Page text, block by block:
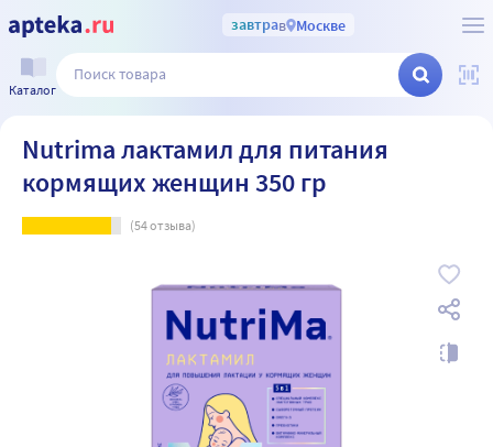
завтрав Москве
Каталог
Nutrima лактамил для питания
кормящих женщин 350 гр
(54отзыва)